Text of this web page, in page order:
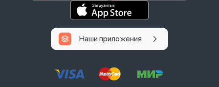
Наши приложения